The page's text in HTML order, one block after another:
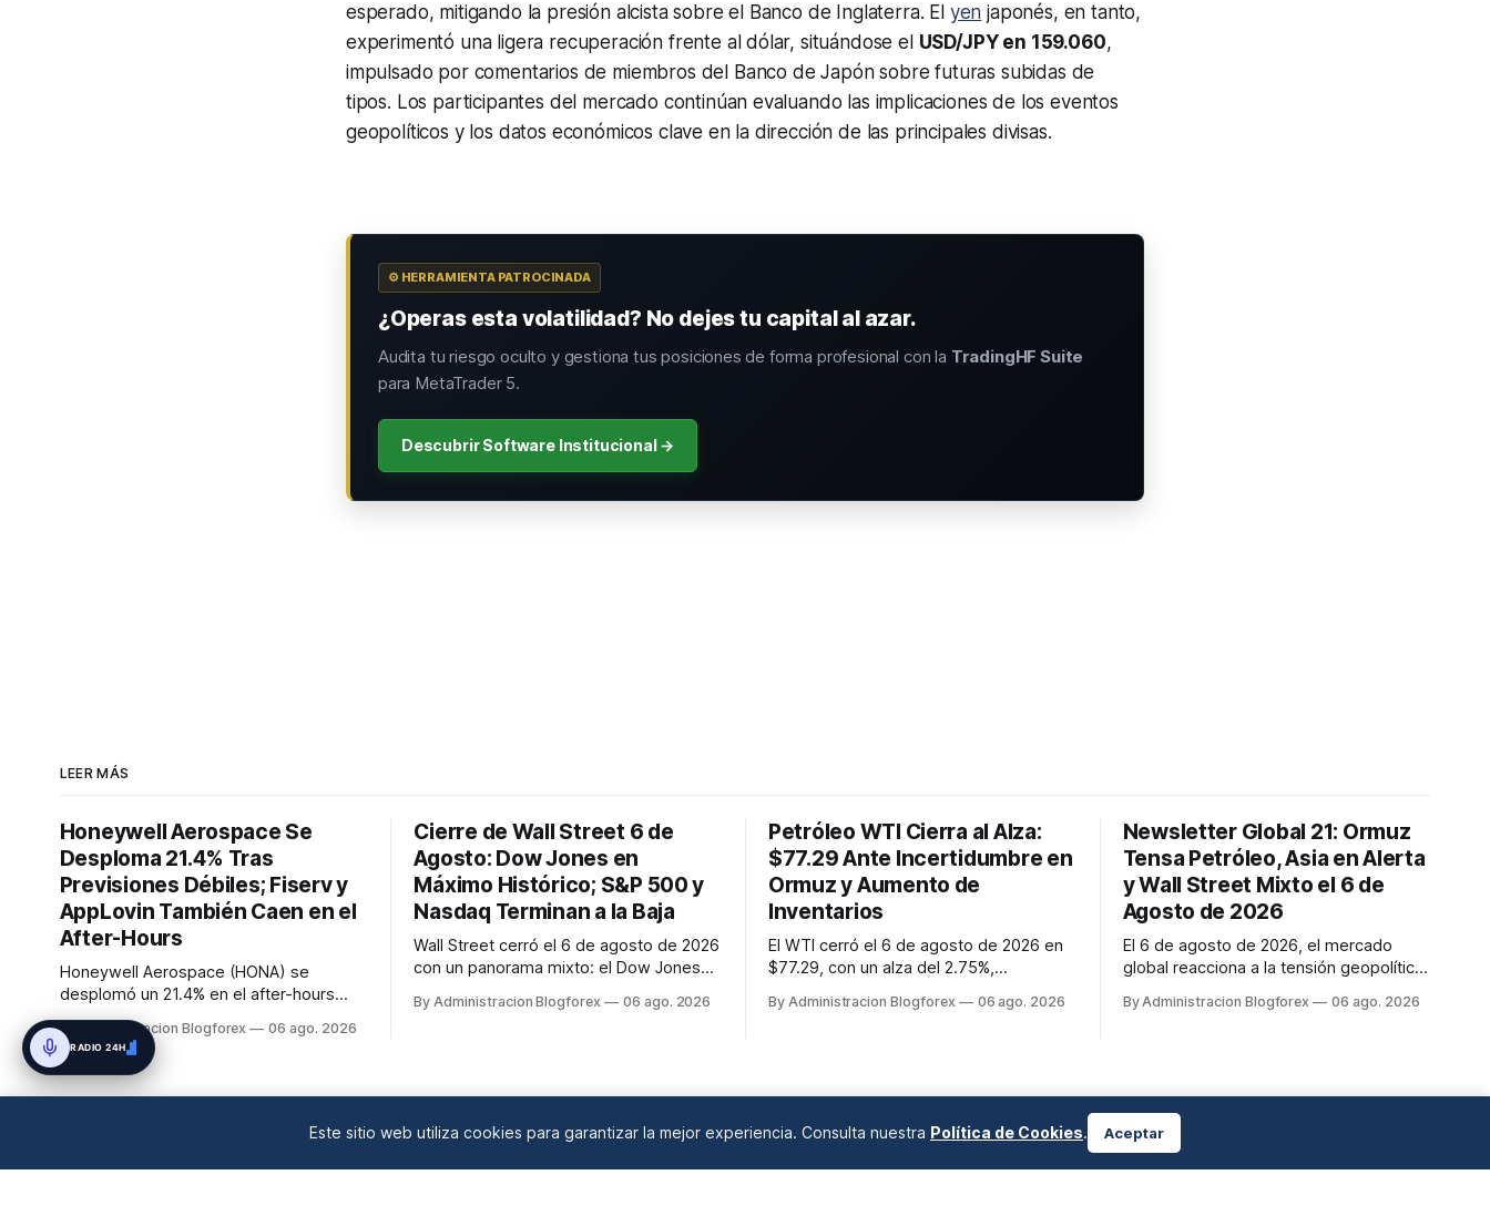
esperado, mitigando la presión alcista sobre el Banco de Inglaterra. El yen japonés, en tanto,
experimentó una ligera recuperación frente al dólar, situándose el USD/JPY en 159.060,
impulsado por comentarios de miembros del Banco de Japón sobre futuras subidas de
tipos. Los participantes del mercado continúan evaluando las implicaciones de los eventos
geopolíticos y los datos económicos clave en la dirección de las principales divisas.
⚙️ HERRAMIENTA PATROCINADA
¿Operas esta volatilidad? No dejes tu capital al azar.
Audita tu riesgo oculto y gestiona tus posiciones de forma profesional con la TradingHF Suite
para MetaTrader 5.
Descubrir Software Institucional →
LEER MÁS
Honeywell Aerospace Se
Desploma 21.4% Tras
Previsiones Débiles; Fiserv y
AppLovin También Caen en el
After-Hours
Honeywell Aerospace (HONA) se
desplomó un 21.4% en el after-hours
tras reducir sus previsiones de ventas y
beneficios para 2026. Fiserv (FI) cayó un
12% por un recorte en sus pronósticos
anuales, y AppLovin (APP) bajó un 19.3%
ingresos. SanDisk (SNDK) tambié...
By Administracion Blogforex 06 ago. 2026
Cierre de Wall Street 6 de
Agosto: Dow Jones en
Máximo Histórico; S&P 500 y
Nasdaq Terminan a la Baja
Wall Street cerró el 6 de agosto de 2026
con un panorama mixto: el Dow Jones
máximo histórico de 54,349.12 puntos
26,363.44, afectado por la debilidad de
las a...
By Administracion Blogforex 06 ago. 2026
Petróleo WTI Cierra al Alza:
$77.29 Ante Incertidumbre en
Ormuz y Aumento de
Inventarios
El WTI cerró el 6 de agosto de 2026 en
$77.29, con un alza del 2.75%,
estrecho de Ormuz, a pesar del
By Administracion Blogforex 06 ago. 2026
Newsletter Global 21: Ormuz
Tensa Petróleo, Asia en Alerta
y Wall Street Mixto el 6 de
Agosto de 2026
El 6 de agosto de 2026, el mercado
global reacciona a la tensión geopolítica.
negociaciones Irán-Omán, influye en la
misiles norcoreanos y demostraciones...
By Administracion Blogforex 06 ago. 2026
Este sitio web utiliza cookies para garantizar la mejor experiencia. Consulta nuestra Política de Cookies. Aceptar
RADIO 24H